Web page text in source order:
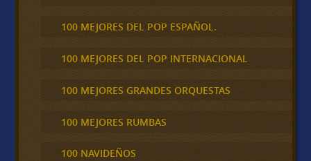
100 MEJORES DEL POP ESPAÑOL.
100 MEJORES DEL POP INTERNACIONAL
100 MEJORES GRANDES ORQUESTAS
100 MEJORES RUMBAS
100 NAVIDEÑOS